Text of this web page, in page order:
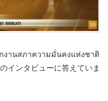
กงานสภาความมั่นคงแห่งชาติ
インタビューに答えていま